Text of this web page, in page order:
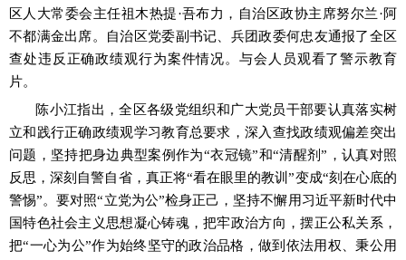
区人大常委会主任祖木热提·吾布力，自治区政协主席努尔兰·阿
不都满金出席。自治区党委副书记、兵团政委何忠友通报了全区
查处违反正确政绩观行为案件情况。与会人员观看了警示教育
片。
陈小江指出，全区各级党组织和广大党员干部要认真落实树
立和践行正确政绩观学习教育总要求，深入查找政绩观偏差突出
问题，坚持把身边典型案例作为“衣冠镜”和“清醒剂”，认真对照
反思，深刻自警自省，真正将“看在眼里的教训”变成“刻在心底的
警惕”。要对照“立党为公”检身正己，坚持不懈用习近平新时代中
国特色社会主义思想凝心铸魂，把牢政治方向，摆正公私关系，
把“一心为公”作为始终坚守的政治品格，做到依法用权、秉公用